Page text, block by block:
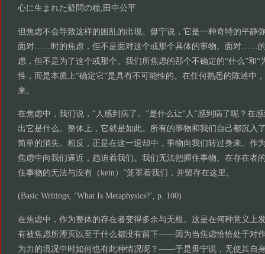
心に生まれた疑問の種,田中公平
但焦虑不会导致这样的困乱的出现。毋宁说，它是一种奇特的平静
面对……时的焦虑，但不是面对这个或那个具体的事物。面对……
虑，但不是为了这个或那个。我们所焦虑的那个不确定的“什么”和“
性，而是本质上“确定它”是具有不可能性的。在任何熟悉的陈述中
来。
在焦虑中，我们说，“人感到病了。”是什么让“人”感到病了呢？在
出它是什么。整体上，它就是如此。所有的事物和我们自己都沉入
简单的消失。相反，正是在这一退却中，事物向我们转过身来。作
焦虑中向我们逼近，趋迫着我们。我们无法把握住事物。在存在者
住事物的无法与没有（kein）”笼罩着我们，并留存在这里。
(Basic Writings, ‘What Is Metaphysics?’, p. 100)
在焦虑中，作为整体的存在者变得多余与无根。这是在何种意义上
有被焦虑所湮灭以至于什么都没有留下——因为当焦虑恰恰处于对
为力的境况中时如何也有此种情况呢？——于是毋宁说，无使其自